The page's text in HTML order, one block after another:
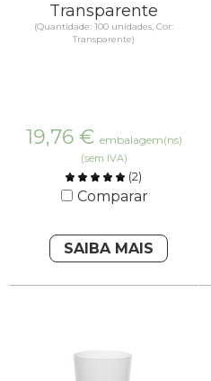
Transparente
(Quantidade: 100 unidades, Cor:
Transparente)
19,76 € embalagem(ns)
(sem IVA)
(2)
Comparar
SAIBA MAIS